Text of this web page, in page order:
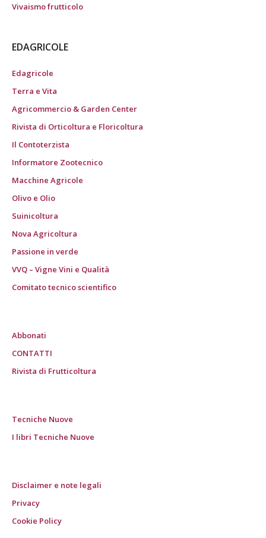
Vivaismo frutticolo
EDAGRICOLE
Edagricole
Terra e Vita
Agricommercio & Garden Center
Rivista di Orticoltura e Floricoltura
Il Contoterzista
Informatore Zootecnico
Macchine Agricole
Olivo e Olio
Suinicoltura
Nova Agricoltura
Passione in verde
VVQ – Vigne Vini e Qualità
Comitato tecnico scientifico
Abbonati
CONTATTI
Rivista di Frutticoltura
Tecniche Nuove
I libri Tecniche Nuove
Disclaimer e note legali
Privacy
Cookie Policy